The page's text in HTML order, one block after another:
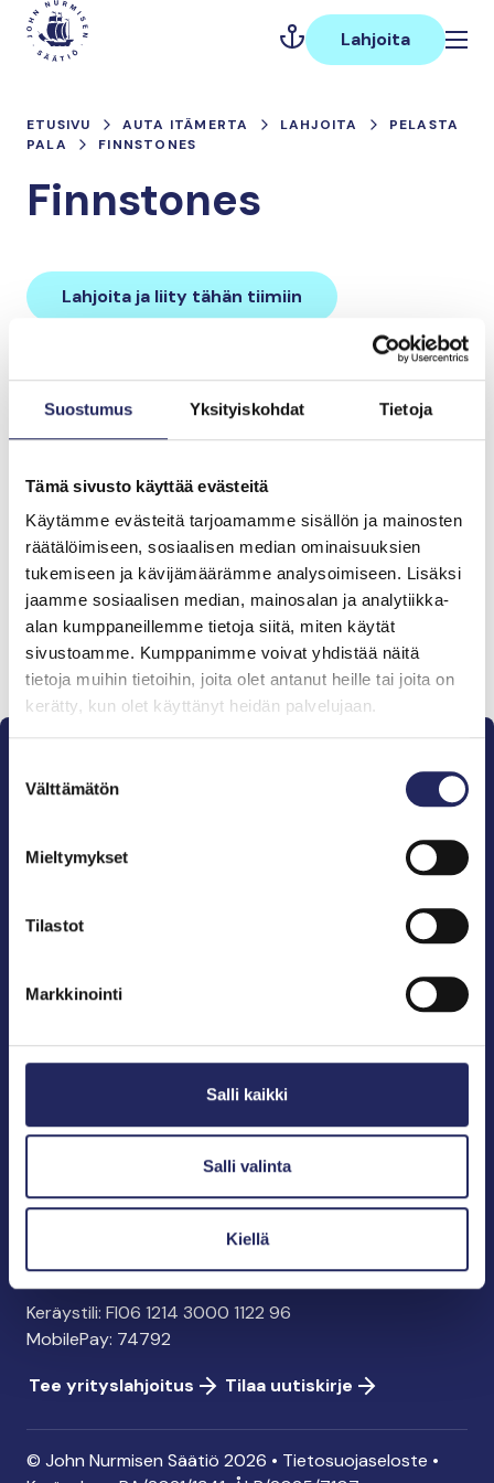
Suostumus Yksityiskohdat Tietoja
Tämä sivusto käyttää evästeitä
Käytämme evästeitä tarjoamamme sisällön ja mainosten
räätälöimiseen, sosiaalisen median ominaisuuksien
tukemiseen ja kävijämäärämme analysoimiseen. Lisäksi
jaamme sosiaalisen median, mainosalan ja analytiikka-
alan kumppaneillemme tietoja siitä, miten käytät
sivustoamme. Kumppanimme voivat yhdistää näitä
tietoja muihin tietoihin, joita olet antanut heille tai joita on
kerätty, kun olet käyttänyt heidän palvelujaan.
valinta
Välttämätön
Mieltymykset
Tilastot
Markkinointi
Salli kaikki
Salli valinta
Kiellä
Hyppää
sisältöön
Päävalikko
Lahjoita
ETUSIVU AUTA ITÄMERTA LAHJOITA
PELASTA
PALA
FINNSTONES
Finnstones
Lahjoita ja liity tähän tiimiin
Tiimin lahjoitukset yhteensä:
Tiimille tehdyt
lahjoitukset
Lahjoita ja liity tähän tiimiin
Pelastamme Itämeren ja sen perinnön tuleville
John Nurmisen Säätiö on Itämeren suojelija, meren
info@jnfoundation.fi
Kaikki yhteystiedot
Tee lahjoitus
Keräystili: FI06 1214 3000 1122 96
MobilePay: 74792
Tee yrityslahjoitus
Tilaa uutiskirje
© John Nurmisen Säätiö 2026 • Tietosuojaseloste •